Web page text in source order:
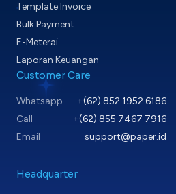
Template Invoice
Bulk Payment
E-Meterai
Laporan Keuangan
Customer Care
Whatsapp
+(62) 852 1952 6186
Call
+(62) 855 7467 7916
Email
support@paper.id
Headquarter